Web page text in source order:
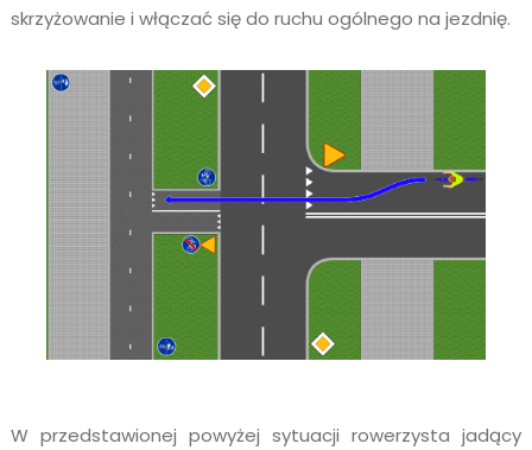
skrzyżowanie i włączać się do ruchu ogólnego na jezdnię.
W przedstawionej powyżej sytuacji rowerzysta jadący